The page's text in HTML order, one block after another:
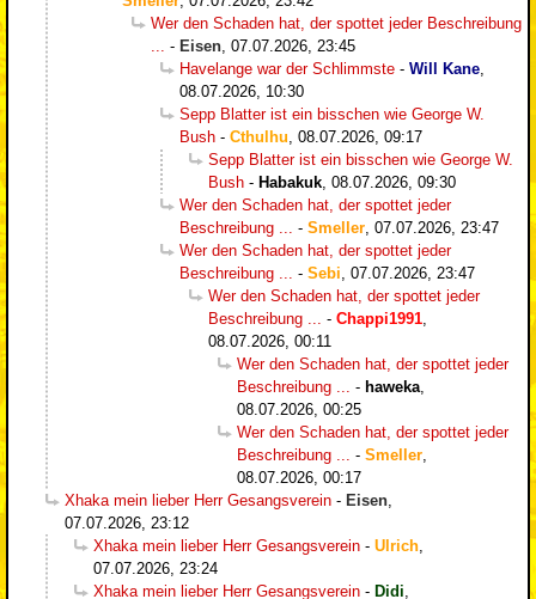
Wer den Schaden hat, der spottet jeder Beschreibung
- Eisen 07.07.2026, 23:45
Havelange war der Schlimmste - Will Kane
08.07.2026, 10:30
Sepp Blatter ist ein bisschen wie George W.
Bush - Cthulhu 08.07.2026, 09:17
Sepp Blatter ist ein bisschen wie George W.
Bush - Habakuk 08.07.2026, 09:30
Wer den Schaden hat, der spottet jeder
Beschreibung ...
- Smeller 07.07.2026, 23:47
Wer den Schaden hat, der spottet jeder
Beschreibung ...
- Sebi 07.07.2026, 23:47
Wer den Schaden hat, der spottet jeder
Beschreibung ...
- Chappi1991
08.07.2026, 00:11
Wer den Schaden hat, der spottet jeder
Beschreibung ...
- haweka
08.07.2026, 00:25
Wer den Schaden hat, der spottet jeder
Beschreibung ...
- Smeller
08.07.2026, 00:17
Xhaka mein lieber Herr Gesangsverein - Eisen
07.07.2026, 23:12
Xhaka mein lieber Herr Gesangsverein - Ulrich
07.07.2026, 23:24
Xhaka mein lieber Herr Gesangsverein - Didi